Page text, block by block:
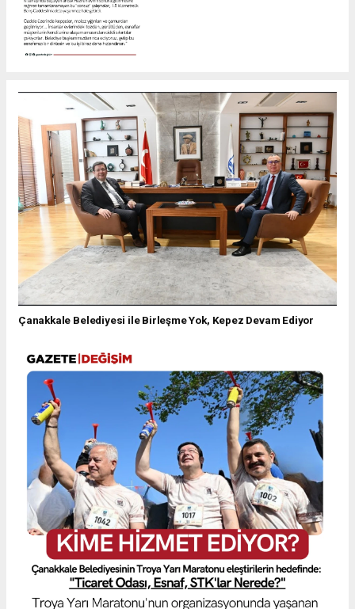
Çanakkale Belediyesi ile Birleşme Yok, Kepez Devam Ediyor